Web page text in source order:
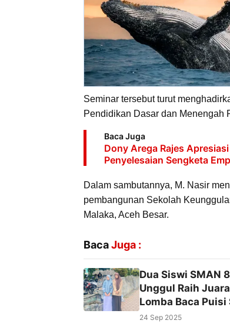
Seminar tersebut turut
Pendidikan Dasar dan Menengah
Baca Juga
Dony Arega Rajes
Penyelesaian Sengketa
Dalam sambutannya, M. Nasir
pembangunan Sekolah
Malaka, Aceh Besar.
BacaJuga :
Dua Siswi SMAN
Unggul Raih
Lomba Baca Puisi
24 Sep 2025